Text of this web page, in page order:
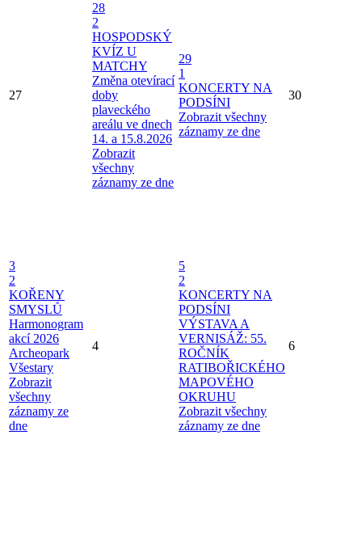
27
28
2
HOSPODSKÝ
KVÍZ U
MATCHY
Změna otevírací
doby
plaveckého
areálu ve dnech
14. a 15.8.2026
Zobrazit
všechny
záznamy ze dne
29
1
KONCERTY NA
PODSÍNI
Zobrazit všechny
záznamy ze dne
30
3
2
KOŘENY
SMYSLŮ
Harmonogram
akcí 2026
Archeopark
Všestary
Zobrazit
všechny
záznamy ze
dne
4
5
2
KONCERTY NA
PODSÍNI
VÝSTAVA A
VERNISÁŽ: 55.
ROČNÍK
RATIBOŘICKÉHO
MAPOVÉHO
OKRUHU
Zobrazit všechny
záznamy ze dne
6